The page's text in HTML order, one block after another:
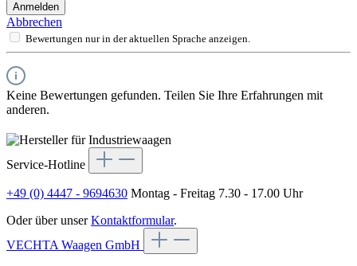
Anmelden
Abbrechen
Bewertungen nur in der aktuellen Sprache anzeigen.
Keine Bewertungen gefunden. Teilen Sie Ihre Erfahrungen mit
anderen.
Service-Hotline
+49 (0) 4447 - 9694630 Montag - Freitag 7.30 - 17.00 Uhr
Oder über unserKontaktformular.
VECHTA Waagen GmbH